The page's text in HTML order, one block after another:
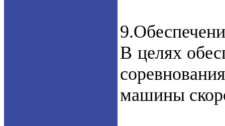
В целях
машины